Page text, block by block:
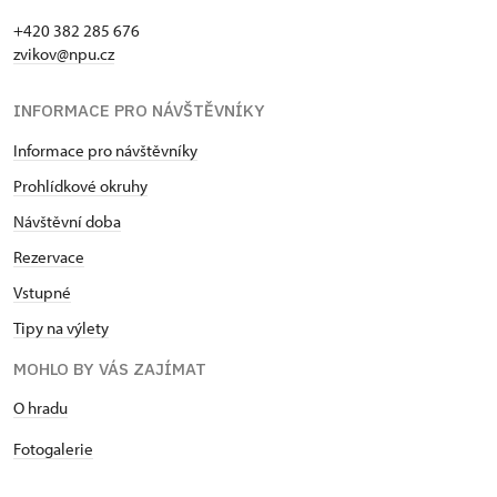
Držitel průkazu ICOMOS*
+420 382 285 676
zvikov@npu.cz
INFORMACE PRO NÁVŠTĚVNÍKY
Informace pro návštěvníky
Prohlídkové okruhy
Návštěvní doba
Rezervace
Vstupné
Tipy na výlety
MOHLO BY VÁS ZAJÍMAT
O hradu
Fotogalerie